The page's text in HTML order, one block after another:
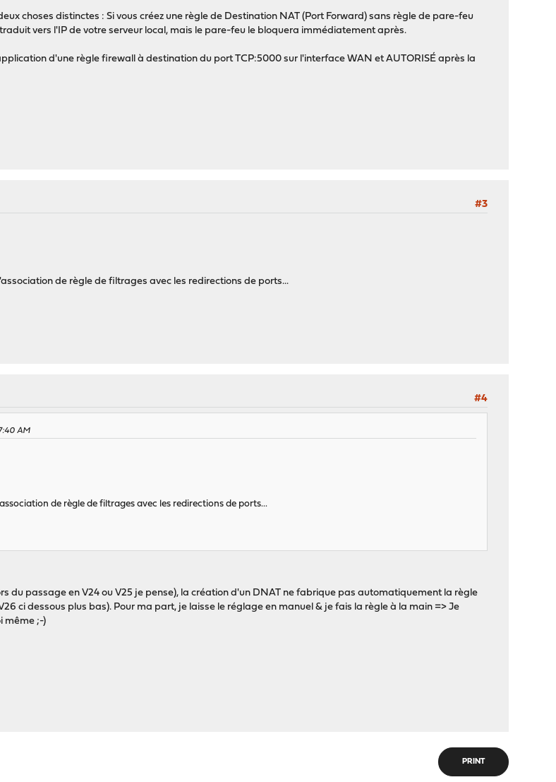
choses distinctes : Si vous créez une règle de Destination NAT (Port Forward) sans règle de pare-feu
vers l'IP de votre serveur local, mais le pare-feu le bloquera immédiatement après.
d'une règle firewall à destination du port TCP:5000 sur l'interface WAN et AUTORISÉ après la
#3
de règle de filtrages avec les redirections de ports...
#4
AM
de règle de filtrages avec les redirections de ports...
du passage en V24 ou V25 je pense), la création d'un DNAT ne fabrique pas automatiquement la règle
ci dessous plus bas). Pour ma part, je laisse le réglage en manuel & je fais la règle à la main => Je
même ;-)
PRINT